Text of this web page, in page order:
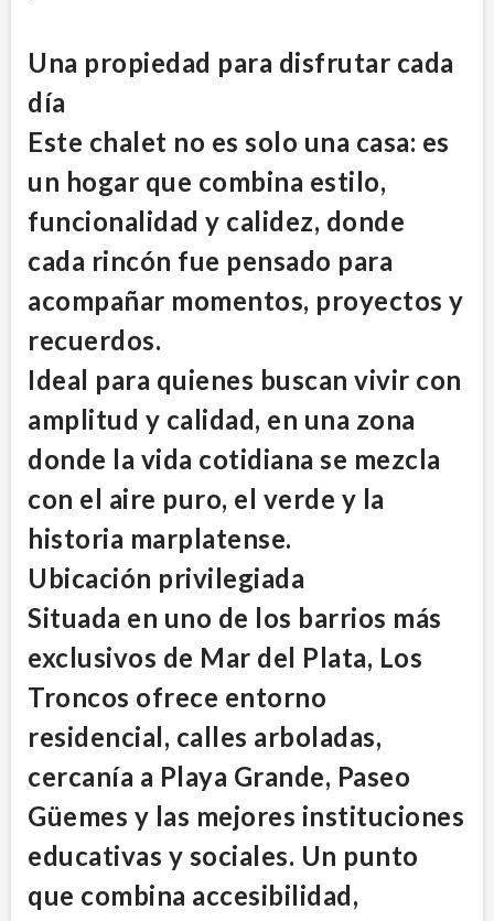
Una propiedad para disfrutar cada
día
Este chalet no es solo una casa: es
un hogar que combina estilo,
funcionalidad y calidez, donde
cada rincón fue pensado para
acompañar momentos, proyectos y
recuerdos.
Ideal para quienes buscan vivir con
amplitud y calidad, en una zona
donde la vida cotidiana se mezcla
con el aire puro, el verde y la
historia marplatense.
Ubicación privilegiada
Situada en uno de los barrios más
exclusivos de Mar del Plata, Los
Troncos ofrece entorno
residencial, calles arboladas,
cercanía a Playa Grande, Paseo
Güemes y las mejores instituciones
educativas y sociales. Un punto
que combina accesibilidad,